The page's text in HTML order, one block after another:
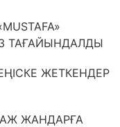
ТАҒАЙЫНДАЛДЫ
ЖЕТКЕНДЕР
ЖАНДАРҒА